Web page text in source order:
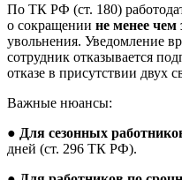
По ТК РФ (ст. 180)
о сокращении не менее чем
увольнения. Уведомление
сотрудник отказывается
отказе в присутствии двух
Важные нюансы:
● Для сезонных
дней (ст. 296 ТК РФ).